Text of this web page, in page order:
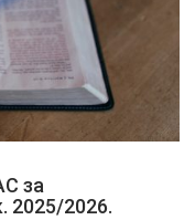
за
2025/2026.